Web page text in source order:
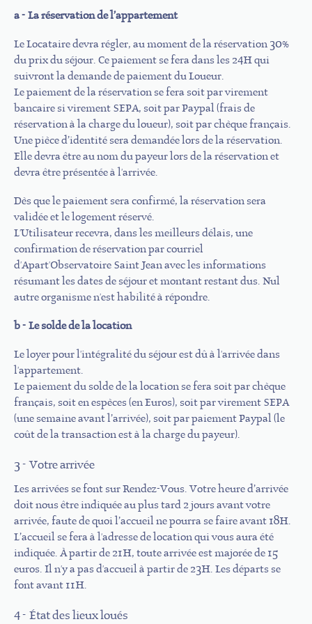
a - La réservation de l’appartement
Le Locataire devra régler, au moment de la réservation 30%
du prix du séjour. Ce paiement se fera dans les 24H qui
suivront la demande de paiement du Loueur.
Le paiement de la réservation se fera soit par virement
bancaire si virement SEPA, soit par Paypal (frais de
réservation à la charge du loueur), soit par chèque français.
Une pièce d’identité sera demandée lors de la réservation.
Elle devra être au nom du payeur lors de la réservation et
devra être présentée à l'arrivée.
Dès que le paiement sera confirmé, la réservation sera
validée et le logement réservé.
L'Utilisateur recevra, dans les meilleurs délais, une
confirmation de réservation par courriel
d'Apart'Observatoire Saint Jean avec les informations
résumant les dates de séjour et montant restant dus. Nul
autre organisme n'est habilité à répondre.
b - Le solde de la location
Le loyer pour l'intégralité du séjour est dû à l'arrivée dans
l'appartement.
Le paiement du solde de la location se fera soit par chèque
français, soit en espèces (en Euros), soit par virement SEPA
(une semaine avant l’arrivée), soit par paiement Paypal (le
coût de la transaction est à la charge du payeur).
3 - Votre arrivée
Les arrivées se font sur Rendez-Vous. Votre heure d’arrivée
doit nous être indiquée au plus tard 2 jours avant votre
arrivée, faute de quoi l’accueil ne pourra se faire avant 18H.
L’accueil se fera à l'adresse de location qui vous aura été
indiquée. À partir de 21H, toute arrivée est majorée de 15
euros. Il n'y a pas d'accueil à partir de 23H. Les départs se
font avant 11H.
4 - État des lieux loués